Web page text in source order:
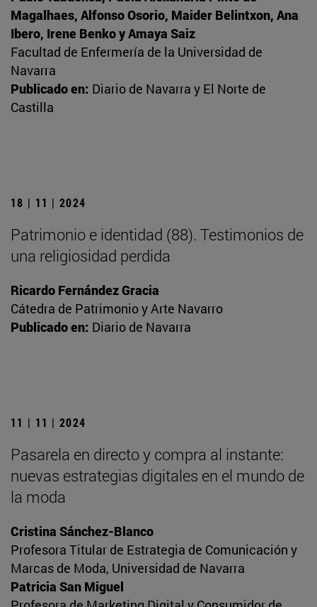
Magalhaes, Alfonso Osorio, Maider Belintxon, Ana
Ibero, Irene Benko y Amaya Saiz
Facultad de Enfermería de la Universidad de
Navarra
Publicado en: Diario de Navarra y El Norte de
Castilla
18 | 11 | 2024
Patrimonio e identidad (88). Testimonios de
una religiosidad perdida
Ricardo Fernández Gracia
Cátedra de Patrimonio y Arte Navarro
Publicado en: Diario de Navarra
11 | 11 | 2024
Pasarela en directo y compra al instante:
nuevas estrategias digitales en el mundo de
la moda
Cristina Sánchez-Blanco
Profesora Titular de Estrategia de Comunicación y
Marcas de Moda, Universidad de Navarra
Patricia San Miguel